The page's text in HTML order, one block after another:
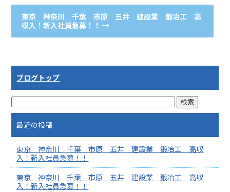
東京 神奈川 千葉 市原 五井 建設業 鍛冶工 高
収入！新入社員急募！！→
ブログトップ
最近の投稿
東京 神奈川 千葉 市原 五井 建設業 鍛冶工 高収
入！新入社員急募！！
東京 神奈川 千葉 市原 五井 建設業 鍛冶工 高収
入！新入社員急募！！